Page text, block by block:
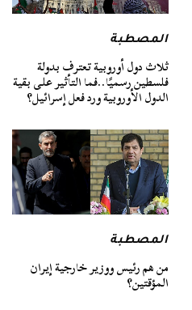
المصطبة
ثلاث دول أوروبية تعترف بدولة
فلسطين رسميًا..فما التأثير على بقية
الدول الأوروبية ورد فعل إسرائيل؟
المصطبة
من هم رئيس ووزير خارجية إيران
المؤقتين؟